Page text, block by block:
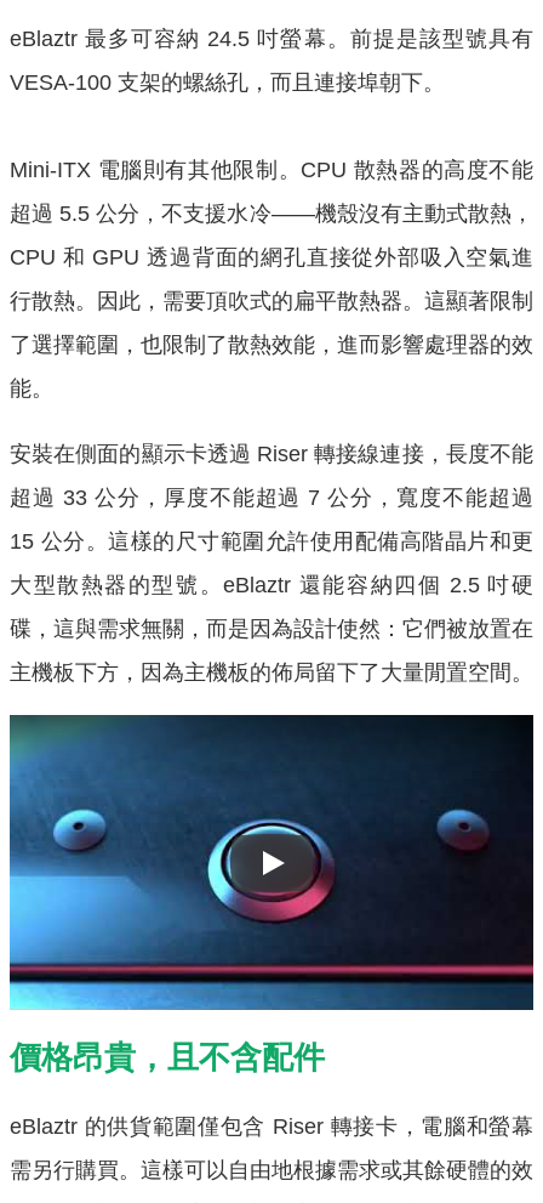
eBlaztr 最多可容納 24.5 吋螢幕。前提是該型號具有
VESA-100 支架的螺絲孔，而且連接埠朝下。
Mini-ITX 電腦則有其他限制。CPU 散熱器的高度不能
超過 5.5 公分，不支援水冷——機殼沒有主動式散熱，
CPU 和 GPU 透過背面的網孔直接從外部吸入空氣進
行散熱。因此，需要頂吹式的扁平散熱器。這顯著限制
了選擇範圍，也限制了散熱效能，進而影響處理器的效
能。
安裝在側面的顯示卡透過 Riser 轉接線連接，長度不能
超過 33 公分，厚度不能超過 7 公分，寬度不能超過
15 公分。這樣的尺寸範圍允許使用配備高階晶片和更
大型散熱器的型號。eBlaztr 還能容納四個 2.5 吋硬
碟，這與需求無關，而是因為設計使然：它們被放置在
主機板下方，因為主機板的佈局留下了大量閒置空間。
Play
價格昂貴，且不含配件
eBlaztr 的供貨範圍僅包含 Riser 轉接卡，電腦和螢幕
需另行購買。這樣可以自由地根據需求或其餘硬體的效